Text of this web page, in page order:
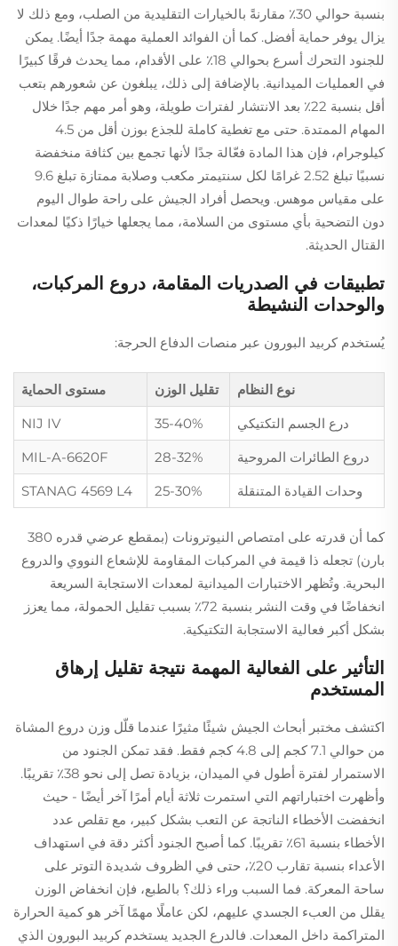
بنسبة حوالي 30٪ مقارنةً بالخيارات التقليدية من الصلب، ومع ذلك لا
يزال يوفر حماية أفضل. كما أن الفوائد العملية مهمة جدًا أيضًا. يمكن
للجنود التحرك أسرع بحوالي 18٪ على الأقدام، مما يحدث فرقًا كبيرًا
في العمليات الميدانية. بالإضافة إلى ذلك، يبلغون عن شعورهم بتعب
أقل بنسبة 22٪ بعد الانتشار لفترات طويلة، وهو أمر مهم جدًا خلال
المهام الممتدة. حتى مع تغطية كاملة للجذع بوزن أقل من 4.5
كيلوجرام، فإن هذا المادة فعّالة جدًا لأنها تجمع بين كثافة منخفضة
نسبيًا تبلغ 2.52 غرامًا لكل سنتيمتر مكعب وصلابة ممتازة تبلغ 9.6
على مقياس موهس. ويحصل أفراد الجيش على راحة طوال اليوم
دون التضحية بأي مستوى من السلامة، مما يجعلها خيارًا ذكيًا لمعدات
القتال الحديثة.
تطبيقات في الصدريات المقامة، دروع المركبات،
والوحدات النشيطة
يُستخدم كربيد البورون عبر منصات الدفاع الحرجة:
نوع النظام تقليل الوزن
مستوى الحماية
درع الجسم التكتيكي
35-40%
NIJ IV
دروع الطائرات المروحية
28-32%
MIL-A-6620F
وحدات القيادة المتنقلة
25-30%
STANAG 4569 L4
كما أن قدرته على امتصاص النيوترونات (بمقطع عرضي قدره 380
بارن) تجعله ذا قيمة في المركبات المقاومة للإشعاع النووي والدروع
البحرية. وتُظهر الاختبارات الميدانية لمعدات الاستجابة السريعة
انخفاضًا في وقت النشر بنسبة 72٪ بسبب تقليل الحمولة، مما يعزز
بشكل أكبر فعالية الاستجابة التكتيكية.
التأثير على الفعالية المهمة نتيجة تقليل إرهاق
المستخدم
اكتشف مختبر أبحاث الجيش شيئًا مثيرًا عندما قلّل وزن دروع المشاة
من حوالي 7.1 كجم إلى 4.8 كجم فقط. فقد تمكن الجنود من
الاستمرار لفترة أطول في الميدان، بزيادة تصل إلى نحو 38٪ تقريبًا.
وأظهرت اختباراتهم التي استمرت ثلاثة أيام أمرًا آخر أيضًا - حيث
انخفضت الأخطاء الناتجة عن التعب بشكل كبير، مع تقلص عدد
الأخطاء بنسبة 61٪ تقريبًا. كما أصبح الجنود أكثر دقة في استهداف
الأعداء بنسبة تقارب 20٪، حتى في الظروف شديدة التوتر على
ساحة المعركة. فما السبب وراء ذلك؟ بالطبع، فإن انخفاض الوزن
يقلل من العبء الجسدي عليهم، لكن عاملًا مهمًا آخر هو كمية الحرارة
المتراكمة داخل المعدات. فالدرع الجديد يستخدم كربيد البورون الذي